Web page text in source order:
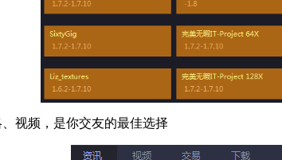
频，是你交友的最佳选择